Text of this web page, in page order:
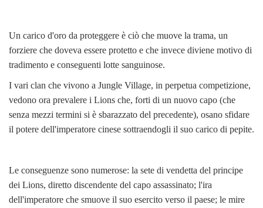
Un carico d'oro da proteggere è ciò che muove la trama, un
forziere che doveva essere protetto e che invece diviene motivo di
tradimento e conseguenti lotte sanguinose.
I vari clan che vivono a Jungle Village, in perpetua competizione,
vedono ora prevalere i Lions che, forti di un nuovo capo (che
senza mezzi termini si è sbarazzato del precedente), osano sfidare
il potere dell'imperatore cinese sottraendogli il suo carico di pepite.
Le conseguenze sono numerose: la sete di vendetta del principe
dei Lions, diretto discendente del capo assassinato; l'ira
dell'imperatore che smuove il suo esercito verso il paese; le mire